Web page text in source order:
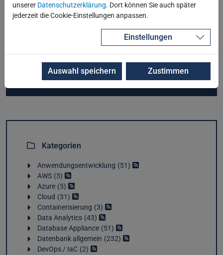
ODA Release 19.32
Oracle Critical Patch Update Juli 2026
Critical Security Patch Update Juni 2026
Kategorien
Anwendungsentwicklung 51
AWS 3
Azure 5
Cloud 31
Containerisierung 3
Data Analytics 43
Database Appliance 51
Datenbank allgemein 232
DevOps / IaC 2
unserer Datenschutzerklärung. Dort können Sie auch später
jederzeit die Cookie-Einstellungen anpassen.
Einstellungen
Auswahl speichern Zustimmen